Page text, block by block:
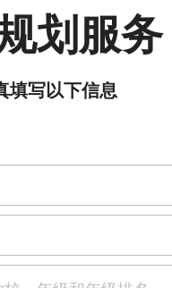
划服务
填写以下信息